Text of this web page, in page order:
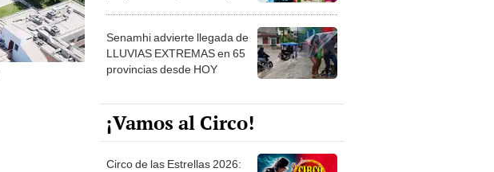
Senamhi advierte llegada de
LLUVIAS EXTREMAS en 65
provincias desde HOY
¡Vamos al Circo!
Circo de las Estrellas 2026: